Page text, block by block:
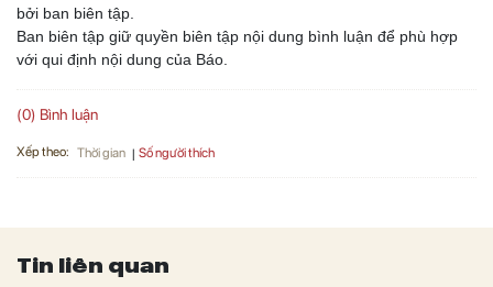
bởi ban biên tập.
Ban biên tập giữ quyền biên tập nội dung bình luận để phù hợp
với qui định nội dung của Báo.
(0) Bình luận
Xếp theo: Thời gian Số người thích
Tin liên quan